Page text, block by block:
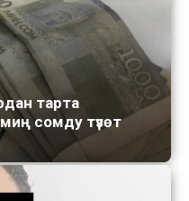
тарта
сомду түзөт